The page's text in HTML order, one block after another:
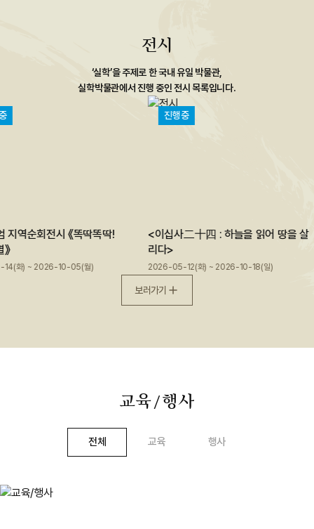
전시
‘실학’을 주제로 한 국내 유일 박물관,
실학박물관에서 진행 중인전시 목록입니다.
역순회전시 《똑딱똑딱!
화) ~ 2026-10-05(월)
진행중
<이십사二十四 : 하늘을 읽어 땅을 살
리다>
2026-05-12(화) ~ 2026-10-18(일)
보러가기
교육/행사
전체 교육 행사